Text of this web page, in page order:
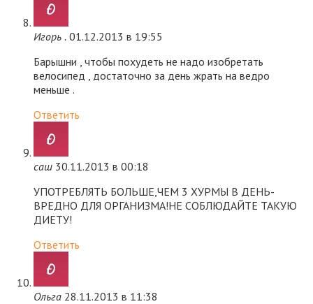
Игорь . 01.12.2013 в 19:55
Барышни , чтобы похудеть не надо изобретать
велосипед , достаточно за день жрать на ведро
меньше .
Ответить
саш 30.11.2013 в 00:18
УПОТРЕБЛЯТЬ БОЛЬШЕ,ЧЕМ 3 ХУРМЫ В ДЕНЬ-
ВРЕДНО ДЛЯ ОРГАНИЗМА!НЕ СОБЛЮДАЙТЕ ТАКУЮ
ДИЕТУ!
Ответить
Ольга 28.11.2013 в 11:38